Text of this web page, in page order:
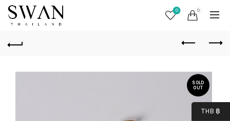
0 0
SOLD
OUT
THB ฿